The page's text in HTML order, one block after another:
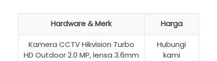
Hardware & Merk Harga
Kamera CCTV Hikvision Turbo
HD Outdoor 2.0 MP, lensa 3.6mm
Hubungi
kami